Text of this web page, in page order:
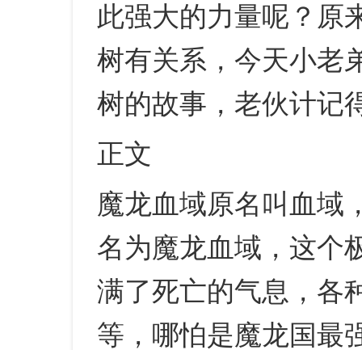
此强大的力量呢？原
树有关系，今天小老
树的故事，老伙计记
正文
魔龙血域原名叫血域
名为魔龙血域，这个
满了死亡的气息，各
等，哪怕是魔龙国最